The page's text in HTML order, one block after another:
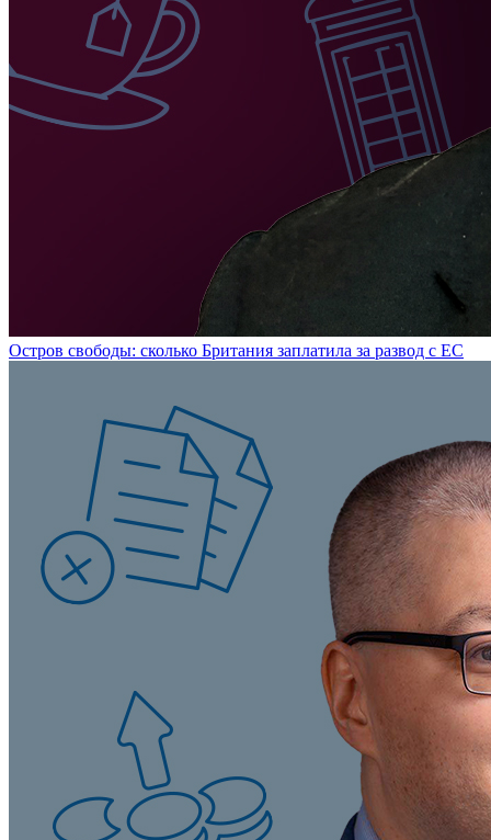
Остров свободы: сколько Британия заплатила за развод с ЕС